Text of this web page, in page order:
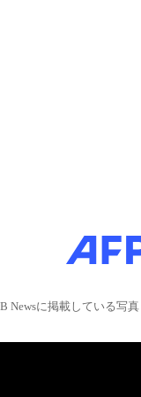
Newsに掲載している写